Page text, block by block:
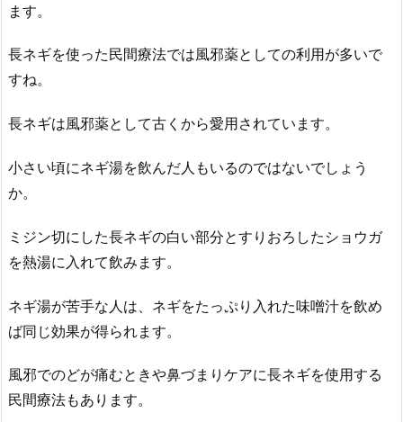
ます。
長ネギを使った民間療法では風邪薬としての利用が多いで
すね。
長ネギは風邪薬として古くから愛用されています。
小さい頃にネギ湯を飲んだ人もいるのではないでしょう
か。
ミジン切にした長ネギの白い部分とすりおろしたショウガ
を熱湯に入れて飲みます。
ネギ湯が苦手な人は、ネギをたっぷり入れた味噌汁を飲め
ば同じ効果が得られます。
風邪でのどが痛むときや鼻づまりケアに長ネギを使用する
民間療法もあります。